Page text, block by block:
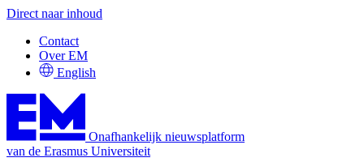
Direct naar inhoud
Contact
Over EM
English
Onafhankelijk nieuwsplatform
van de Erasmus Universiteit